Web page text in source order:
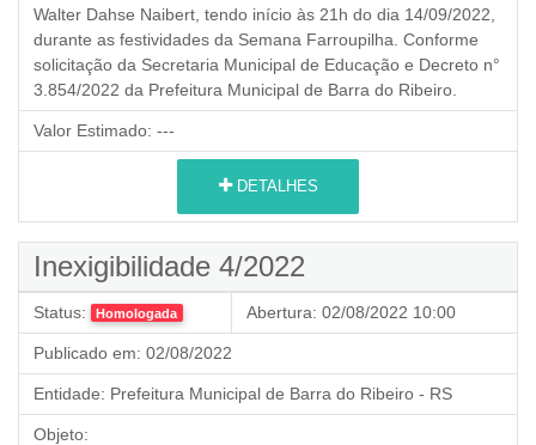
Walter Dahse Naibert, tendo início às 21h do dia 14/09/2022,
durante as festividades da Semana Farroupilha. Conforme
solicitação da Secretaria Municipal de Educação e Decreto n°
3.854/2022 da Prefeitura Municipal de Barra do Ribeiro.
Valor Estimado: ---
DETALHES
Inexigibilidade 4/2022
Status: Homologada Abertura: 02/08/2022 10:00
Publicado em: 02/08/2022
Entidade: Prefeitura Municipal de Barra do Ribeiro - RS
Objeto: